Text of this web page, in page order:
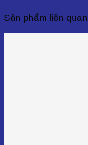
Sản phẩm liên quan